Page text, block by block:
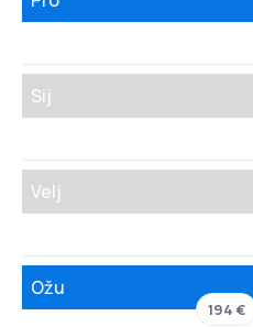
Sij
Velj
Ožu
194 €